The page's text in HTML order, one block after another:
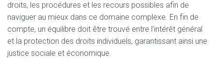
droits, les procédures et les recours possibles afin de
naviguer au mieux dans ce domaine complexe. En fin de
compte, un équilibre doit être trouvé entre l’intérêt général
et la protection des droits individuels, garantissant ainsi une
justice sociale et économique.